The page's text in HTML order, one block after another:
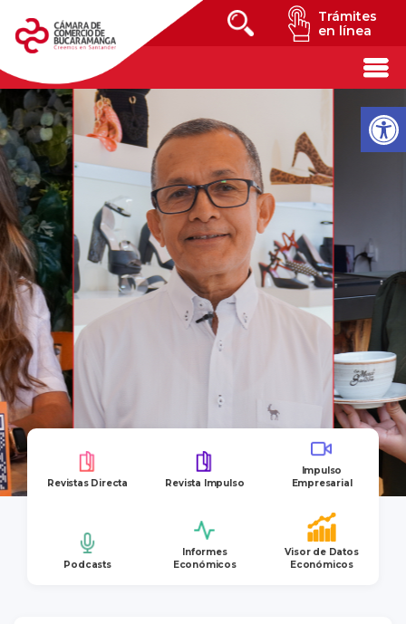
Trámites
en línea
Revistas Directa Revista Impulso
Impulso
Empresarial
Podcasts
Informes
Económicos
Visor de Datos
Económicos